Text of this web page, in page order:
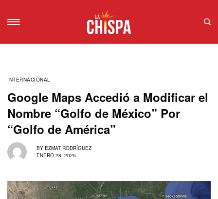
INTERNACIONAL
Google Maps Accedió a Modificar el
Nombre “Golfo de México” Por
“Golfo de América”
BY EZMAT RODRÍGUEZ
ENERO 28, 2025